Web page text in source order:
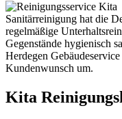
Sanitärreinigung hat die
regelmäßige
Gegenstände hygienisch
Herdegen
Kundenwunsch um.
Kita